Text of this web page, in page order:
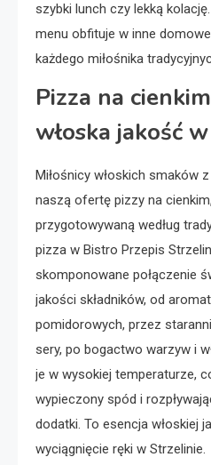
szybki lunch czy lekką
menu obfituje w inne
każdego miłośnika
Pizza na
włoska jakość
Miłośnicy włoskich smaków
naszą ofertę pizzy na
przygotowywaną według
pizza w Bistro Przepis
skomponowane połączenie
jakości składników, od
pomidorowych, przez
sery, po bogactwo warzyw i
je w wysokiej temperaturze,
wypieczony spód i
dodatki. To esencja włoskiej
wyciągnięcie ręki w Strzelinie.